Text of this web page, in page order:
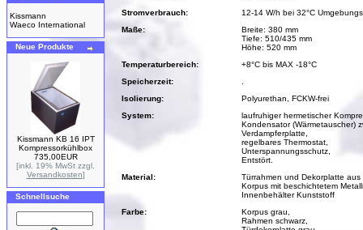
Kissmann
Waeco International
Neue Produkte
Kissmann KB 16 IPT
Kompressorkühlbox
735,00EUR
[inkl. 19% MwSt zzgl.
Versandkosten]
Schnellsuche
Stromverbrauch:
12-14 W/h bei 32°C
Maße:
Breite: 380 mm
Tiefe: 510/435 mm
Höhe: 520 mm
Temperaturbereich:
+8°C bis MAX -18°C
Speicherzeit:
Isolierung:
Polyurethan, FCKW-frei
System:
laufruhiger hermetischer
Kondensator (Wärmetauscher)
Verdampferplatte,
regelbares Thermostat,
Unterspannungsschutz,
Entstört.
Material:
Türrahmen und Dekorplatte
Korpus mit beschichtetem
Innenbehälter Kunststoff
Farbe:
Korpus grau,
Rahmen schwarz,